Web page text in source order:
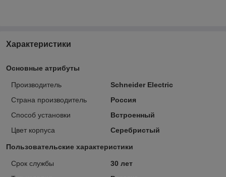
Характеристики
Основные атрибуты
Производитель
Schneider Electric
Страна производитель
Россия
Способ установки
Встроенный
Цвет корпуса
Серебристый
Пользовательские характеристики
Срок службы
30 лет